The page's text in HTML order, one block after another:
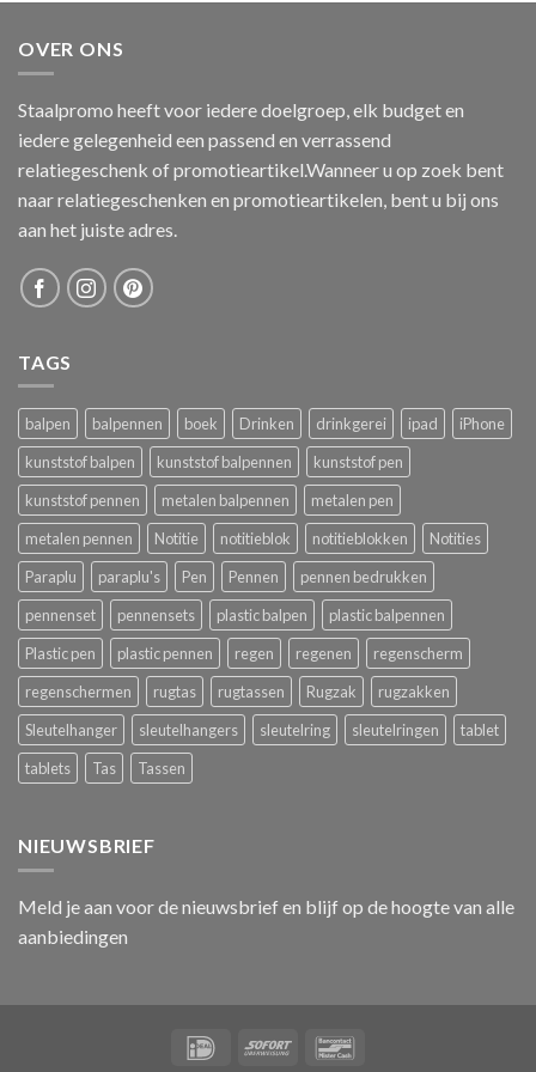
OVER ONS
Staalpromo heeft voor iedere doelgroep, elk budget en
iedere gelegenheid een passend en verrassend
relatiegeschenk of promotieartikel.Wanneer u op zoek bent
naar relatiegeschenken en promotieartikelen, bent u bij ons
aan het juiste adres.
TAGS
balpen balpennen boek Drinken drinkgerei ipad
iPhone
kunststof balpen
kunststof balpennen
kunststof pen
kunststof pennen
metalen balpennen
metalen pen
metalen pennen
Notitie notitieblok notitieblokken
Notities
Paraplu
paraplu's Pen Pennen
pennen bedrukken
pennenset
pennensets plastic balpen
plastic balpennen
Plastic pen
plastic pennen regen regenen
regenscherm
regenschermen
rugtas rugtassen Rugzak
rugzakken
Sleutelhanger
sleutelhangers sleutelring sleutelringen
tablet
tablets
Tas Tassen
NIEUWSBRIEF
Meld je aan voor de nieuwsbrief en blijf op de hoogte van alle
aanbiedingen